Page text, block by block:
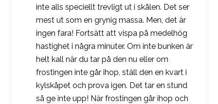
inte alls speciellt trevligt ut i skålen. Det ser
mest ut som en grynig massa. Men, det är
ingen fara! Fortsätt att vispa på medelhög
hastighet i några minuter. Om inte bunken är
helt kall när du tar på den nu eller om
frostingen inte går ihop, ställ den en kvart i
kylskåpet och prova igen. Det tar en stund
så ge inte upp! När frostingen går ihop och